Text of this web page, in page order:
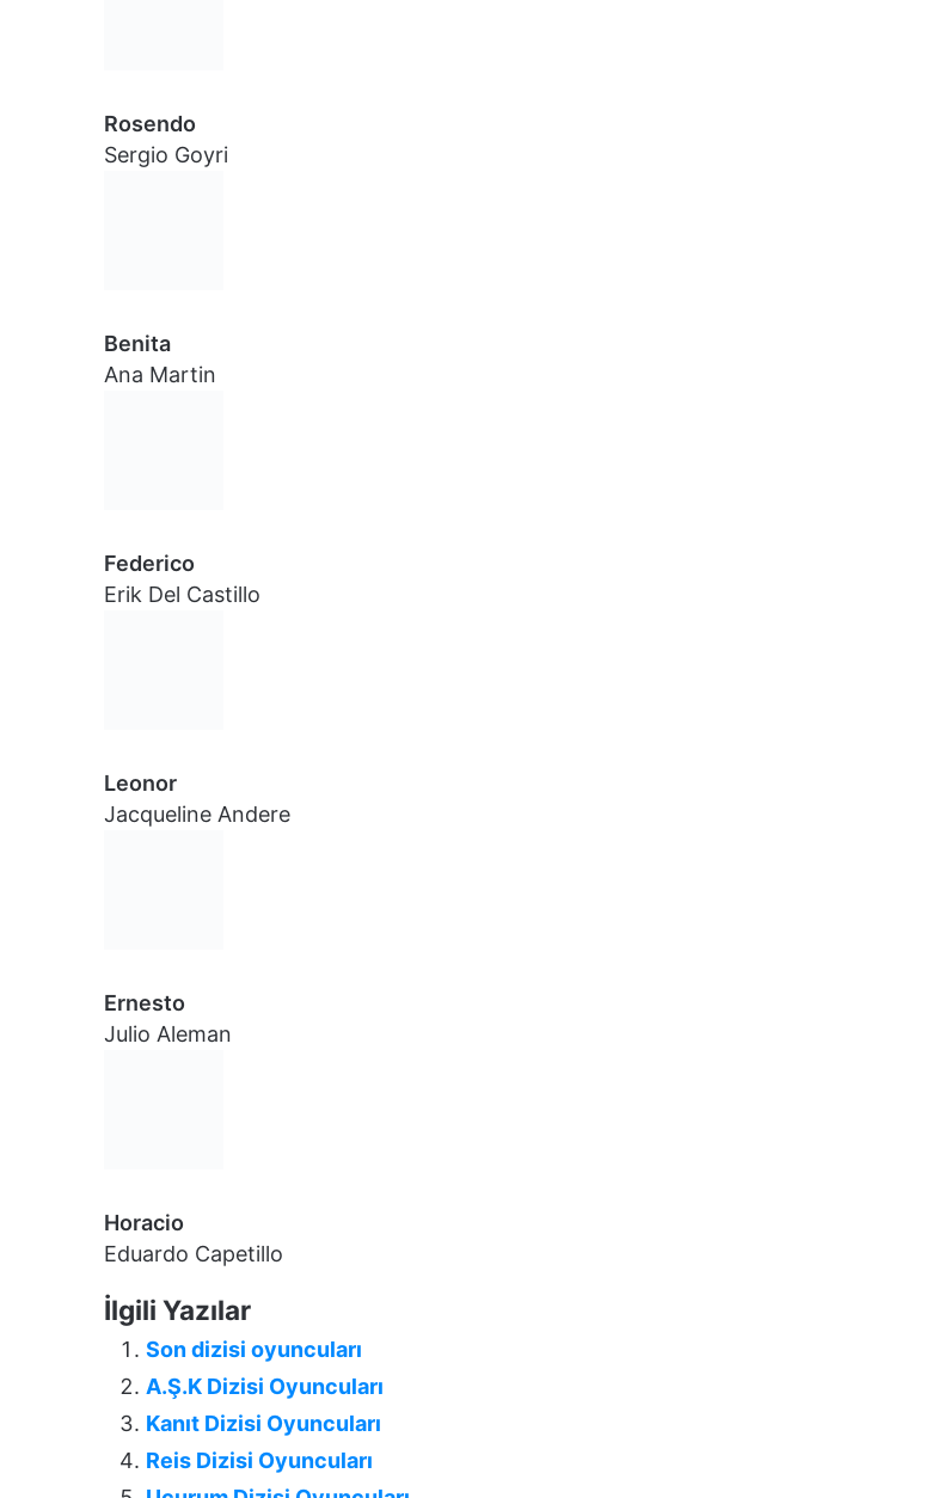
Rosendo
Sergio Goyri
Benita
Ana Martin
Federico
Erik Del Castillo
Leonor
Jacqueline Andere
Ernesto
Julio Aleman
Horacio
Eduardo Capetillo
İlgili Yazılar
Son dizisi oyuncuları
A.Ş.K Dizisi Oyuncuları
Kanıt Dizisi Oyuncuları
Reis Dizisi Oyuncuları